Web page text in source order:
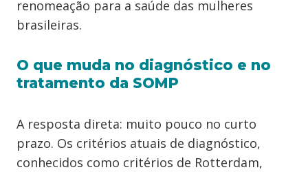
renomeação para a saúde das mulheres
brasileiras.
O que muda no diagnóstico e no
tratamento da SOMP
A resposta direta: muito pouco no curto
prazo. Os critérios atuais de diagnóstico,
conhecidos como critérios de Rotterdam,